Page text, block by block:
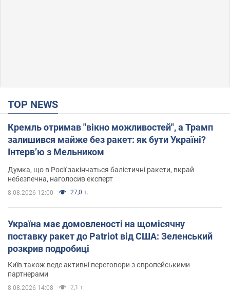
TOP NEWS
Кремль отримав "вікно можливостей", а Трамп
залишився майже без ракет: як бути Україні?
Інтерв’ю з Мельником
Думка, що в Росії закінчаться балістичні ракети, вкрай
небезпечна, наголосив експерт
8.08.2026 12:00 27,0 т.
Україна має домовленості на щомісячну
поставку ракет до Patriot від США: Зеленський
розкрив подробиці
Київ також веде активні переговори з європейськими
партнерами
8.08.2026 14:08 2,1 т.